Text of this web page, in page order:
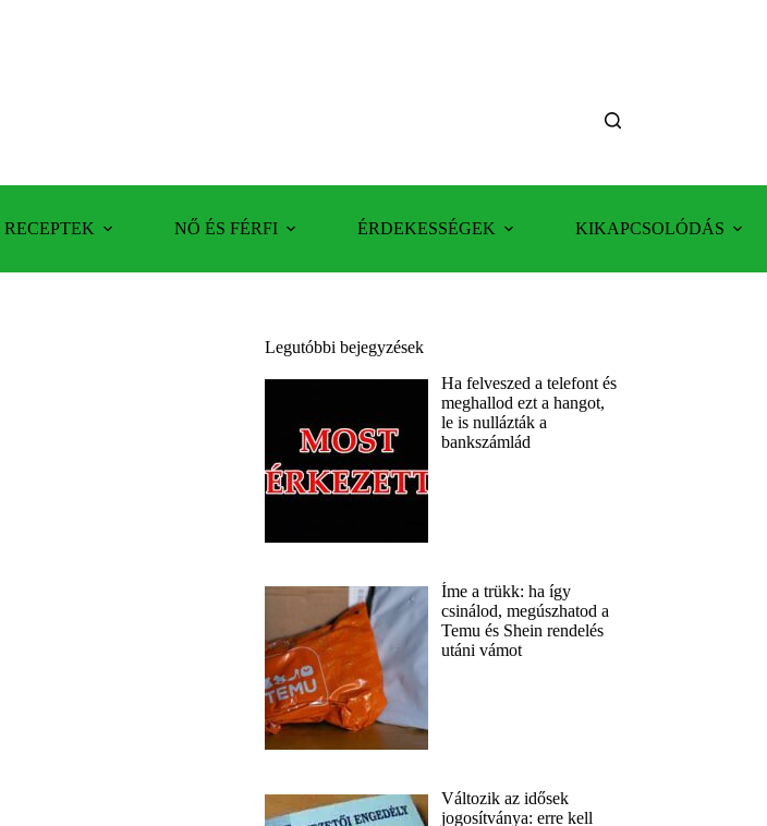
RECEPTEK NŐ ÉS FÉRFI ÉRDEKESSÉGEK KIKAPCSOLÓDÁS
Legutóbbi bejegyzések
Ha felveszed a telefont és
meghallod ezt a hangot,
le is nullázták a
bankszámlád
Íme a trükk: ha így
csinálod, megúszhatod a
Temu és Shein rendelés
utáni vámot
Változik az idősek
jogosítványa: erre kell